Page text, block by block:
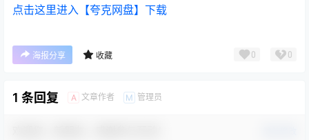
点击这里进入【夸克网盘】下载
海报分享 收藏 0 0
1 条回复 A 文章作者 M 管理员